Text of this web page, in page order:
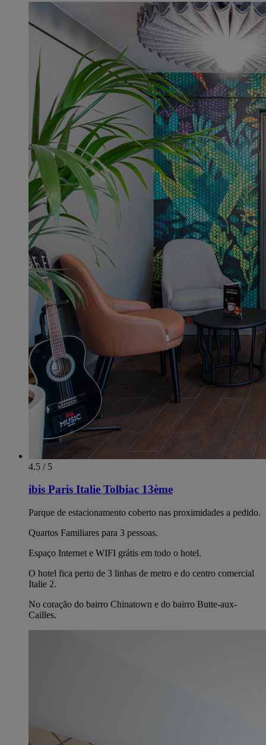
4.5 / 5
ibis Paris Italie Tolbiac 13ème
Parque de estacionamento coberto nas proximidades a pedido.
Quartos Familiares para 3 pessoas.
Espaço Internet e WIFI grátis em todo o hotel.
O hotel fica perto de 3 linhas de metro e do centro comercial
Italie 2.
No coração do bairro Chinatown e do bairro Butte-aux-
Cailles.